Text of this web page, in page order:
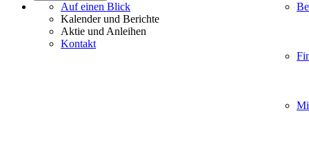
Auf einen Blick
Kalender und Berichte
Aktie und Anleihen
Kontakt